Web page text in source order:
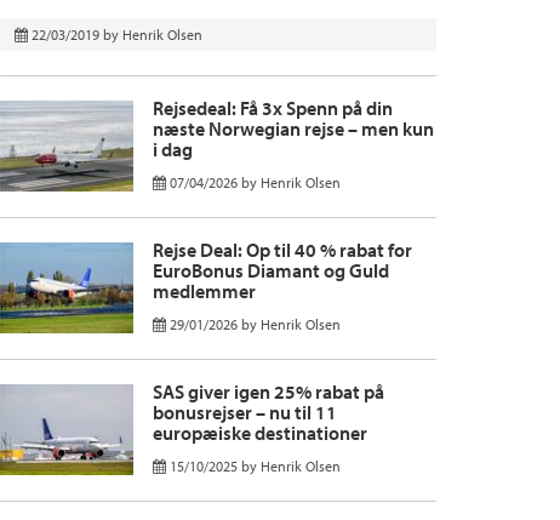
22/03/2019 by Henrik Olsen
Rejsedeal: Få 3x Spenn på din
næste Norwegian rejse – men kun
i dag
07/04/2026 by Henrik Olsen
Rejse Deal: Op til 40 % rabat for
EuroBonus Diamant og Guld
medlemmer
29/01/2026 by Henrik Olsen
SAS giver igen 25% rabat på
bonusrejser – nu til 11
europæiske destinationer
15/10/2025 by Henrik Olsen